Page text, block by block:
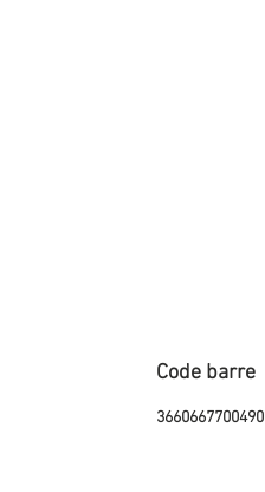
Code barre
3660667700490